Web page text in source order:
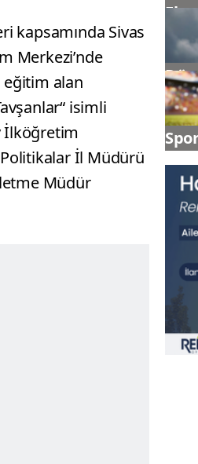
kapsamında Sivas
Merkezi’nde
eğitim alan
isimli
İlköğretim
Politikalar İl Müdürü
Müdür
Spor